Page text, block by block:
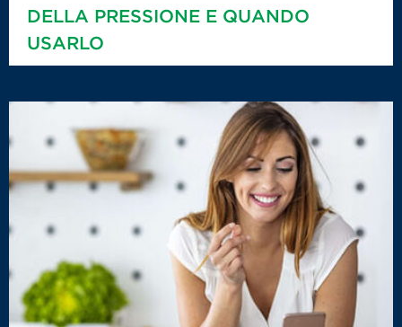
DELLA PRESSIONE E QUANDO
USARLO